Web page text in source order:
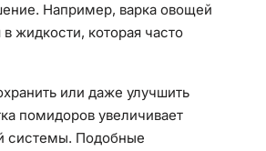
Например, варка овощей
жидкости, которая часто
или даже улучшить
помидоров увеличивает
системы. Подобные